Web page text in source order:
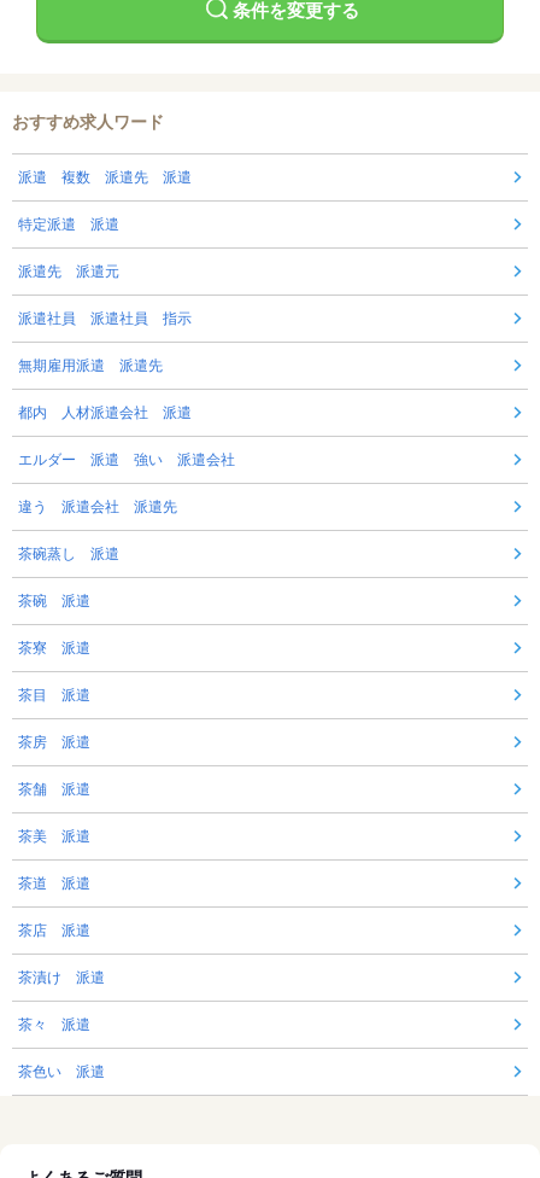
条件を変更する
おすすめ求人ワード
派遣 複数 派遣先 派遣
特定派遣 派遣
派遣先 派遣元
派遣社員 派遣社員 指示
無期雇用派遣 派遣先
都内 人材派遣会社 派遣
エルダー 派遣 強い 派遣会社
違う 派遣会社 派遣先
茶碗蒸し 派遣
茶碗 派遣
茶寮 派遣
茶目 派遣
茶房 派遣
茶舗 派遣
茶美 派遣
茶道 派遣
茶店 派遣
茶漬け 派遣
茶々 派遣
茶色い 派遣